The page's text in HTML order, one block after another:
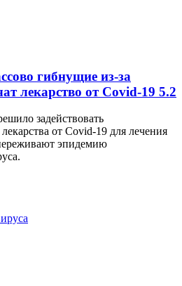
гибнущие из-за
лекарство от Covid-19 5.2
задействовать
от Covid-19 для лечения
эпидемию